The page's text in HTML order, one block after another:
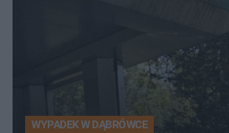
WYPADEK W DĄBRÓWCE